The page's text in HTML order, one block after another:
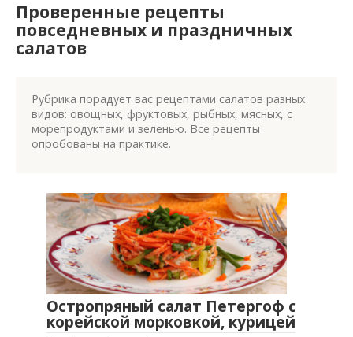
Проверенные рецепты
повседневных и праздничных
салатов
Рубрика порадует вас рецептами салатов разных
видов: овощных, фруктовых, рыбных, мясных, с
морепродуктами и зеленью. Все рецепты
опробованы на практике.
Остропряный салат Петергоф с
корейской морковкой, курицей